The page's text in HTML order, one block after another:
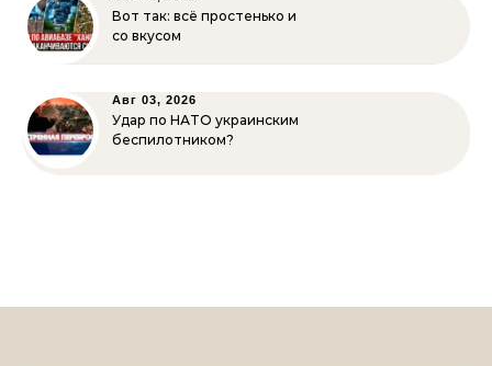
Вот так: всё простенько и
со вкусом
Авг 03, 2026
Удар по НАТО украинским
беспилотником?